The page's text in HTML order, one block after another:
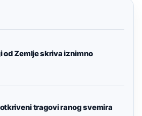
od Zemlje skriva iznimno
tragovi ranog svemira